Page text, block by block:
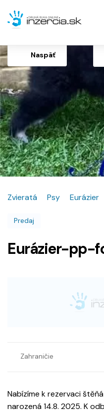
Naspäť
Zvieratá Psy Eurázier
Predaj
Eurázier-pp-
Zahraničie
Nabízíme k rezervaci
narozená 14.8. 2025. K